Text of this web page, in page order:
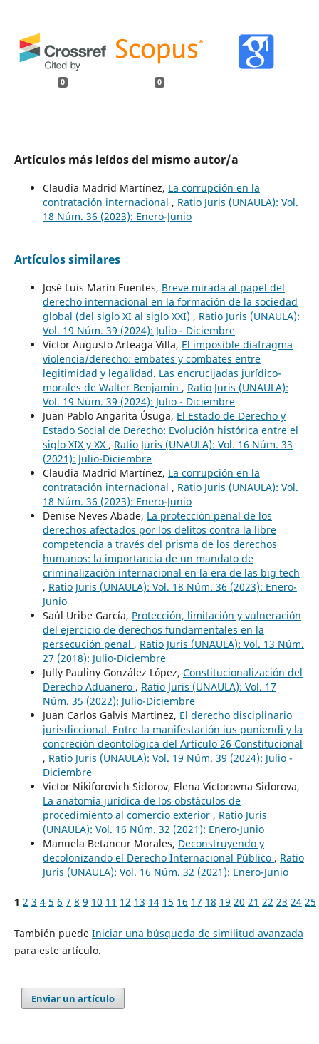
0 0
Artículos más leídos del mismo autor/a
Claudia Madrid Martínez, La corrupción en la
contratación internacional , Ratio Juris (UNAULA): Vol.
18 Núm. 36 (2023): Enero-Junio
Artículos similares
José Luis Marín Fuentes, Breve mirada al papel del
derecho internacional en la formación de la sociedad
global (del siglo XI al siglo XXI) , Ratio Juris (UNAULA):
Vol. 19 Núm. 39 (2024): Julio - Diciembre
Víctor Augusto Arteaga Villa, El imposible diafragma
violencia/derecho: embates y combates entre
legitimidad y legalidad. Las encrucijadas jurídico-
morales de Walter Benjamin , Ratio Juris (UNAULA):
Vol. 19 Núm. 39 (2024): Julio - Diciembre
Juan Pablo Angarita Úsuga, El Estado de Derecho y
Estado Social de Derecho: Evolución histórica entre el
siglo XIX y XX , Ratio Juris (UNAULA): Vol. 16 Núm. 33
(2021): Julio-Diciembre
Claudia Madrid Martínez, La corrupción en la
contratación internacional , Ratio Juris (UNAULA): Vol.
18 Núm. 36 (2023): Enero-Junio
Denise Neves Abade, La protección penal de los
derechos afectados por los delitos contra la libre
competencia a través del prisma de los derechos
humanos: la importancia de un mandato de
criminalización internacional en la era de las big tech
, Ratio Juris (UNAULA): Vol. 18 Núm. 36 (2023): Enero-
Junio
Saúl Uribe García, Protección, limitación y vulneración
del ejercicio de derechos fundamentales en la
persecución penal , Ratio Juris (UNAULA): Vol. 13 Núm.
27 (2018): Julio-Diciembre
Jully Pauliny González López, Constitucionalización del
Derecho Aduanero , Ratio Juris (UNAULA): Vol. 17
Núm. 35 (2022): Julio-Diciembre
Juan Carlos Galvis Martinez, El derecho disciplinario
jurisdiccional. Entre la manifestación ius puniendi y la
concreción deontológica del Artículo 26 Constitucional
, Ratio Juris (UNAULA): Vol. 19 Núm. 39 (2024): Julio -
Diciembre
Victor Nikiforovich Sidorov, Elena Victorovna Sidorova,
La anatomía jurídica de los obstáculos de
procedimiento al comercio exterior , Ratio Juris
(UNAULA): Vol. 16 Núm. 32 (2021): Enero-Junio
Manuela Betancur Morales, Deconstruyendo y
decolonizando el Derecho Internacional Público , Ratio
Juris (UNAULA): Vol. 16 Núm. 32 (2021): Enero-Junio
1 2 3 4 5 6 7 8 9 10 11 12 13 14 15 16 17 18 19 20 21 22 23 24 25
También puede Iniciar una búsqueda de similitud avanzada
para este artículo.
Enviar un artículo